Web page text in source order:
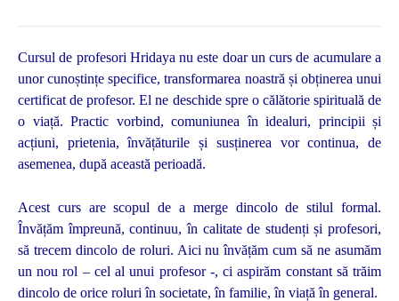
Cursul de profesori Hridaya nu este doar un curs de acumulare a
unor cunoștințe specifice, transformarea noastră și obținerea unui
certificat de profesor. El ne deschide spre o călătorie spirituală de
o viață. Practic vorbind, comuniunea în idealuri, principii și
acțiuni, prietenia, învățăturile și susținerea vor continua, de
asemenea, după această perioadă.
Acest curs are scopul de a merge dincolo de stilul formal.
Învățăm împreună, continuu, în calitate de studenți și profesori,
să trecem dincolo de roluri. Aici nu învățăm cum să ne asumăm
un nou rol – cel al unui profesor -, ci aspirăm constant să trăim
dincolo de orice roluri în societate, în familie, în viață în general.